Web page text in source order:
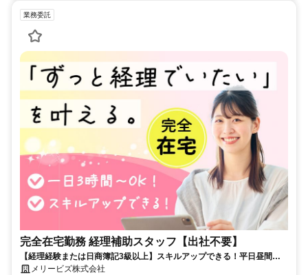
業務委託
完全在宅勤務 経理補助スタッフ【出社不要】
【経理経験または日商簿記3級以上】スキルアップできる！平日昼間３h
～。完全在宅で育児・介護中の方も大歓迎♪
メリービズ株式会社